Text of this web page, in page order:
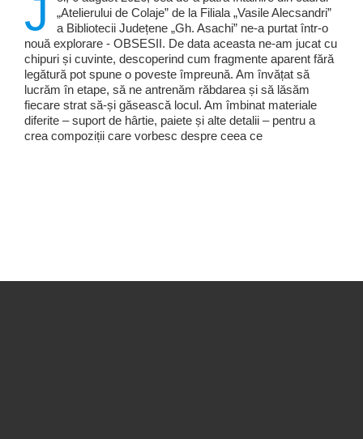
J
„Atelierului de Colaje” de la Filiala „Vasile Alecsandri”
a Bibliotecii Județene „Gh. Asachi” ne-a purtat într-o
nouă explorare - OBSESII. De data aceasta ne-am jucat cu
chipuri și cuvinte, descoperind cum fragmente aparent fără
legătură pot spune o poveste împreună. Am învățat să
lucrăm în etape, să ne antrenăm răbdarea și să lăsăm
fiecare strat să-și găsească locul. Am îmbinat materiale
diferite – suport de hârtie, paiete și alte detalii – pentru a
crea compoziții care vorbesc despre ceea ce